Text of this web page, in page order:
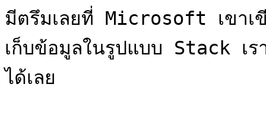
มีตรึมเลยที่ Microsoft เขาเขี
เก็บข้อมูลในรูปแบบ Stack เ
ได้เลย